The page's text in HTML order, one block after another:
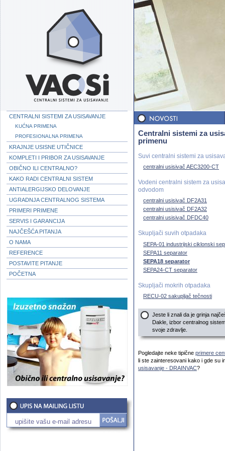
Centralni sistemi za
primenu
Suvi centralni sistemi za
centralni usisivač AEC3200-CT
Vodeni centralni sistem za
odvodom
centralni usisivač DF2A31
centralni usisivač DF2A32
centralni usisivač DFDC40
Skupljači suvih otpadaka
SEPA-01 industrijski ciklonski
SEPA11 separator
SEPA18 separator
SEPA24-CT separator
Skupljači mokrih otpadaka
RECU-02 sakupljač tečnosti
Jeste li znali da je grinja
Dakle, izbor centralnog
svoje zdravlje.
Pogledajte neke tipične primere
li ste zainteresovani kako i gde su
usisavanje - DRAINVAC?
CENTRALNI SISTEMI ZA USISAVANJE
KUĆNA PRIMENA
PROFESIONALNA PRIMENA
KRAJNJE USISNE UTIČNICE
KOMPLETI I PRIBOR ZA USISAVANJE
OBIČNO ILI CENTRALNO?
KAKO RADI CENTRALNI SISTEM
ANTIALERGIJSKO DELOVANJE
UGRADNJA CENTRALNOG SISTEMA
PRIMERI PRIMENE
SERVIS I GARANCIJA
NAJČEŠĆA PITANJA
O NAMA
REFERENCE
POSTAVITE PITANJE
POČETNA